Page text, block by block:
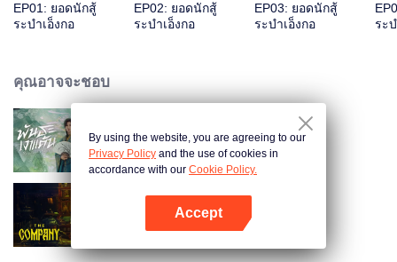
EP01: ยอดนักสู้
ระบำเอ็งกอ
EP02: ยอดนักสู้
ระบำเอ็งกอ
EP03: ยอดนักสู้
ระบำเอ็งกอ
ระ
คุณอาจจะชอบ
พันธะเงาแค้น (พากย์ไทย)
คฤหาสน์แห่งความเงียบ
By using the website, you are agreeing to our
Privacy Policy and the use of cookies in
accordance with our Cookie Policy.
Accept